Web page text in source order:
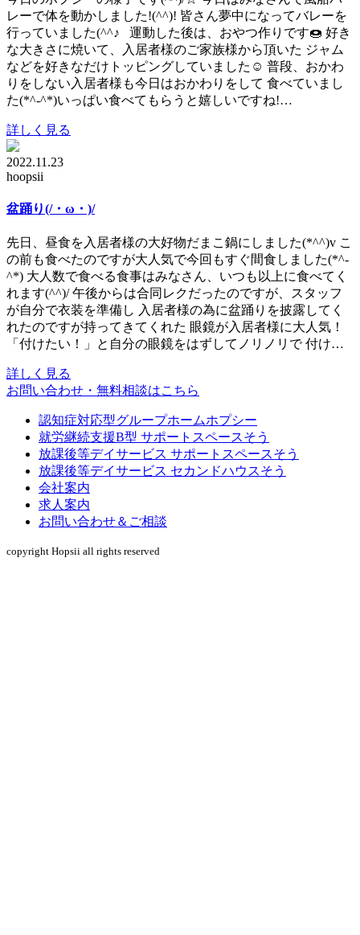
レーで体を動かしました!(^^)! 皆さん夢中になってバレーを
行っていました(^^♪ 運動した後は、おやつ作りです🍩 好き
な大きさに焼いて、入居者様のご家族様から頂いた ジャム
などを好きなだけトッピングしていました☺ 普段、おかわ
りをしない入居者様も今日はおかわりをして 食べていまし
た(*^-^*)いっぱい食べてもらうと嬉しいですね!…
詳しく見る
2022.11.23
hoopsii
盆踊り(/・ω・)/
先日、昼食を入居者様の大好物だまこ鍋にしました(*^^)v こ
の前も食べたのですが大人気で今回もすぐ間食しました(*^-
^*) 大人数で食べる食事はみなさん、いつも以上に食べてく
れます(^^)/ 午後からは合同レクだったのですが、スタッフ
が自分で衣装を準備し 入居者様の為に盆踊りを披露してく
れたのですが持ってきてくれた 眼鏡が入居者様に大人気！
「付けたい！」と自分の眼鏡をはずしてノリノリで 付け…
詳しく見る
お問い合わせ・無料相談はこちら
認知症対応型グループホームホプシー
就労継続支援B型 サポートスペースそう
放課後等デイサービス サポートスペースそう
放課後等デイサービス セカンドハウスそう
会社案内
求人案内
お問い合わせ＆ご相談
copyright Hopsii all rights reserved